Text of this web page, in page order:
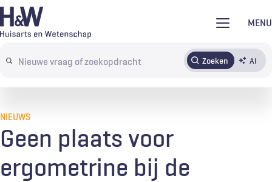
Overslaan
en
de
MENU
Search
terms
Zoeken AI
AbonnerenTijdschrift Inloggen
NIEUWS
Geen plaats voor
ergometrine bij de